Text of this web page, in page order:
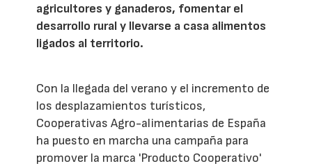
agricultores y ganaderos, fomentar el
desarrollo rural y llevarse a casa alimentos
ligados al territorio.
Con la llegada del verano y el incremento de
los desplazamientos turísticos,
Cooperativas Agro-alimentarias de España
ha puesto en marcha una campaña para
promover la marca 'Producto Cooperativo'